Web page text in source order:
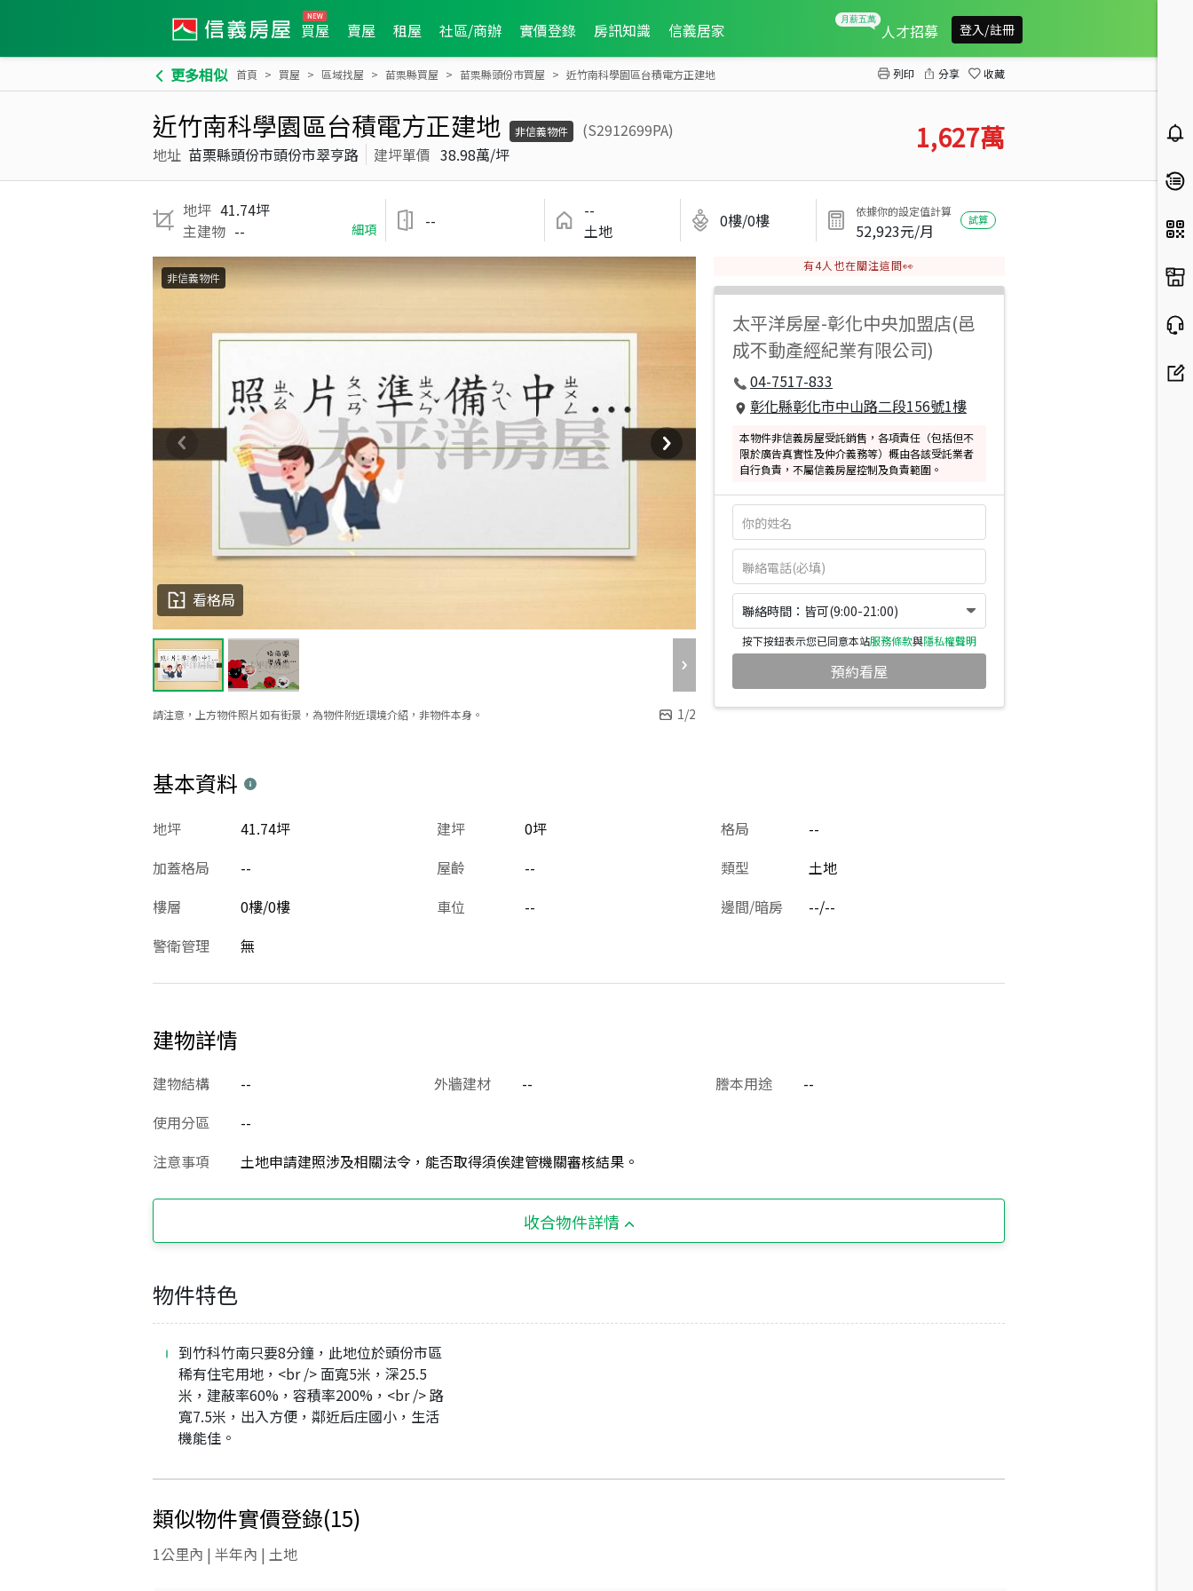
買屋 賣屋 租屋 社區/商辦 實價登錄 房訊知識 信義居家 人才招募 登入/註冊
更多相似 首頁 買屋 區域找屋 苗栗縣買屋 苗栗縣頭份市買屋 近竹南科學園區台積電方正建地 列印 分享 收藏
近竹南科學園區台積電方正建地 非信義物件
(S2912699PA)
地址 苗栗縣頭份市頭份市翠亨路 建坪單價 38.98萬/坪 1,627萬
地坪 41.74坪
主建物 -- 細項 --
--
土地
0樓/0樓 依據你的設定值計算
52,923元/月
試算
請注意，上方物件照片如有街景，為物件附近環境介紹，非物件本身。 1/2
看格局
非信義物件
有4人也在關注這間👀
太平洋房屋-彰化中央加盟店(邑
成不動產經紀業有限公司)
04-7517-833
彰化縣彰化市中山路二段156號1樓
本物件非信義房屋受託銷售，各項責任（包括但不
限於廣告真實性及仲介義務等）概由各該受託業者
自行負責，不屬信義房屋控制及負責範圍。
聯絡時間：皆可(9:00-21:00)
按下按鈕表示您已同意本站服務條款與隱私權聲明
預約看屋
基本資料
建坪 0坪
地坪 41.74坪 格局
--
加蓋格局
-- 屋齡 -- 類型
土地
樓層
0樓/0樓 車位 -- 邊間/暗房
--/--
警衛管理
無
建物詳情
建物結構 -- 外牆建材 -- 謄本用途
--
使用分區
--
注意事項
土地申請建照涉及相關法令，能否取得須俟建管機關審核結果。
收合物件詳情
物件特色
到竹科竹南只要8分鐘，此地位於頭份市區
稀有住宅用地，<br /> 面寬5米，深25.5
米，建蔽率60%，容積率200%，<br /> 路
寬7.5米，出入方便，鄰近后庄國小，生活
機能佳。
類似物件實價登錄(15)
1公里內 | 半年內 | 土地